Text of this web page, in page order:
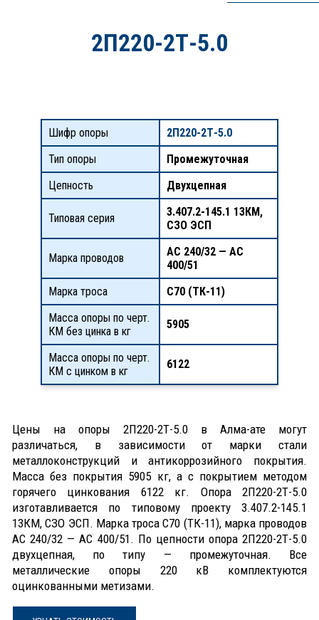
2П220-2Т-5.0
Шифр опоры
2П220-2Т-5.0
Тип опоры
Промежуточная
Цепность
Двухцепная
Типовая серия
3.407.2-145.1 13КМ,
СЗО ЭСП
Марка проводов
АС 240/32 — АС
400/51
Марка троса
С70 (ТК-11)
Масса опоры по черт.
КМ без цинка в кг
5905
Масса опоры по черт.
КМ с цинком в кг
6122
Цены на опоры 2П220-2Т-5.0 в Алма-ате могут
различаться, в зависимости от марки стали
металлоконструкций и антикоррозийного покрытия.
Масса без покрытия 5905 кг, а с покрытием методом
горячего цинкования 6122 кг. Опора 2П220-2Т-5.0
изготавливается по типовому проекту 3.407.2-145.1
13КМ, СЗО ЭСП. Марка троса С70 (ТК-11), марка проводов
АС 240/32 — АС 400/51. По цепности опора 2П220-2Т-5.0
двухцепная, по типу — промежуточная. Все
металлические опоры 220 кВ комплектуются
оцинкованными метизами.